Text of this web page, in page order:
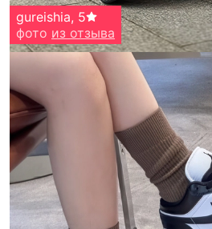
gureishia, 5
фото из отзыва